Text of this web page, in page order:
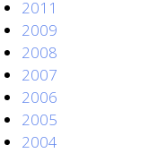
2011
2009
2008
2007
2006
2005
2004